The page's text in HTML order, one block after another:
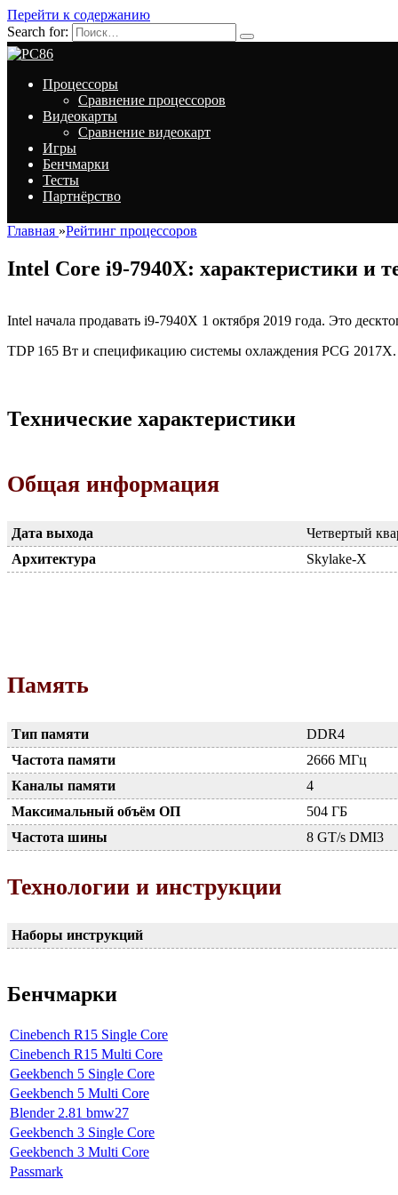
Перейти к содержанию
Search for:
Процессоры
Сравнение процессоров
Видеокарты
Сравнение видеокарт
Игры
Бенчмарки
Тесты
Партнёрство
Главная »Рейтинг процессоров
Intel Core i9-7940X: характеристики и
Intel начала продавать i9-7940X 1 октября 2019 года. Это
TDP 165 Вт и спецификацию системы охлаждения PCG
Технические характеристики
Общая информация
Дата выхода
Четвертый
Архитектура
Skylake-X
Память
Тип памяти
DDR4
Частота памяти
2666 МГц
Каналы памяти
4
Максимальный объём ОП
504 ГБ
Частота шины
8 GT/s DMI3
Технологии и инструкции
Наборы инструкций
Бенчмарки
Cinebench R15 Single Core
Cinebench R15 Multi Core
Geekbench 5 Single Core
Geekbench 5 Multi Core
Blender 2.81 bmw27
Geekbench 3 Single Core
Geekbench 3 Multi Core
Passmark